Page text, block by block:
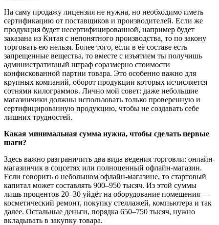
На саму продажу лицензия не нужна, но необходимо иметь
сертификацию от поставщиков и производителей. Если же
продукция будет несертифицированной, например будет
заказана из Китая с непонятного производства, то по закону
торговать ею нельзя. Более того, если в её составе есть
запрещенные вещества, то вместе с изъятием ты получишь
административный штраф соразмерно стоимости
конфискованной партии товара. Это особенно важно для
крупных компаний, оборот продукции которых исчисляется
сотнями килограммов. Лично мой совет: даже небольшие
магазинчики должны использовать только проверенную и
сертифицированную продукцию, чтобы не создавать себе
лишних трудностей.
Какая минимальная сумма нужна, чтобы сделать первые
шаги?
Здесь важно разграничить два вида ведения торговли: онлайн-
магазинчик в соцсетях или полноценный офлайн-магазин.
Если говорить о небольшом офлайн-магазине, то стартовый
капитал может составлять 900–950 тысяч. Из этой суммы
лишь процентов 20–30 уйдёт на оборудование помещения —
косметический ремонт, покупку стеллажей, компьютера и так
далее. Остальные деньги, порядка 650–750 тысяч, нужно
вкладывать в закупку товара.